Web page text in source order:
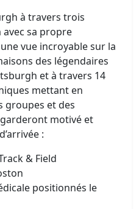
à travers trois
sa propre
vue incroyable sur la
des légendaires
et à travers 14
mettant en
groupes et des
motivé et
:
& Field
positionnés le